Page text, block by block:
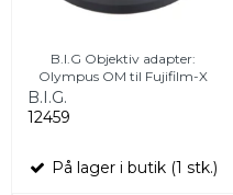
B.I.G Objektiv adapter:
Olympus OM til Fujifilm-X
B.I.G.
12459
På lager i butik (1 stk.)